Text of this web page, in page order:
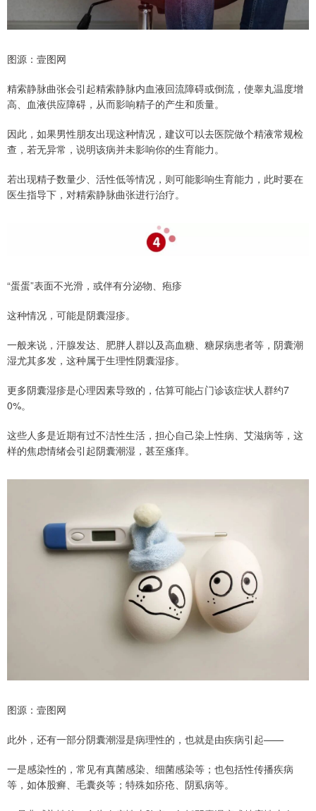
图源：壹图网
精索静脉曲张会引起精索静脉内血液回流障碍或倒流，使睾丸温度增
高、血液供应障碍，从而影响精子的产生和质量。
因此，如果男性朋友出现这种情况，建议可以去医院做个精液常规检
查，若无异常，说明该病并未影响你的生育能力。
若出现精子数量少、活性低等情况，则可能影响生育能力，此时要在
医生指导下，对精索静脉曲张进行治疗。
“蛋蛋”表面不光滑，或伴有分泌物、疱疹
这种情况，可能是阴囊湿疹。
一般来说，汗腺发达、肥胖人群以及高血糖、糖尿病患者等，阴囊潮
湿尤其多发，这种属于生理性阴囊湿疹。
更多阴囊湿疹是心理因素导致的，估算可能占门诊该症状人群约7
0%。
这些人多是近期有过不洁性生活，担心自己染上性病、艾滋病等，这
样的焦虑情绪会引起阴囊潮湿，甚至瘙痒。
图源：壹图网
此外，还有一部分阴囊潮湿是病理性的，也就是由疾病引起——
一是感染性的，常见有真菌感染、细菌感染等；也包括性传播疾病
等，如体股癣、毛囊炎等；特殊如疥疮、阴虱病等。